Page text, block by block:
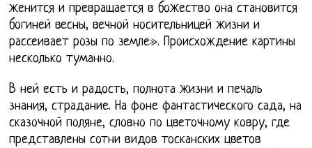
женится и превращается в божество она становится
богиней весны, вечной носительницей жизни и
рассеивает розы по земле». Происхождение картины
несколько туманно.
В ней есть и радость, полнота жизни и печаль
знания, страдание. На фоне фантастического сада, на
сказочной поляне, словно по цветочному ковру, где
представлены сотни видов тосканских цветов